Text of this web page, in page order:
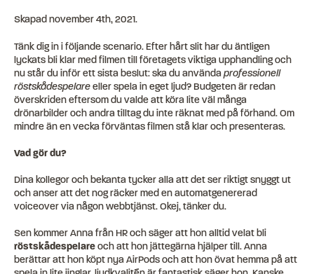
Skapad november 4th, 2021.
Tänk dig in i följande scenario. Efter hårt slit har du äntligen
lyckats bli klar med filmen till företagets viktiga upphandling och
nu står du inför ett sista beslut: ska du användaprofessionell
röstskådespelareeller spela in eget ljud? Budgeten är redan
överskriden eftersom du valde att köra lite väl många
drönarbilder och andra tilltag du inte räknat med på förhand. Om
mindre än en vecka förväntas filmen stå klar och presenteras.
Vad gör du?
Dina kollegor och bekanta tycker alla att det ser riktigt snyggt ut
och anser att det nog räcker med en automatgenererad
voiceover via någon webbtjänst. Okej, tänker du.
Sen kommer Anna från HR och säger att hon alltid velat bli
röstskådespelareoch att hon jättegärna hjälper till. Anna
berättar att hon köpt nya AirPods och att hon övat hemma på att